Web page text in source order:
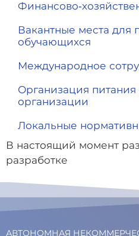
Финансово-
Вакантные места для
обучающихся
Международное
Организация питания
организации
Локальные
В настоящий момент
разработке
АВТОНОМНАЯ